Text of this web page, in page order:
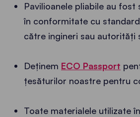
Pavilioanele pliabile au
în conformitate cu
către ingineri sau autorități
Deținem ECO Passport
țesăturilor noastre pentru
Toate materialele utilizate